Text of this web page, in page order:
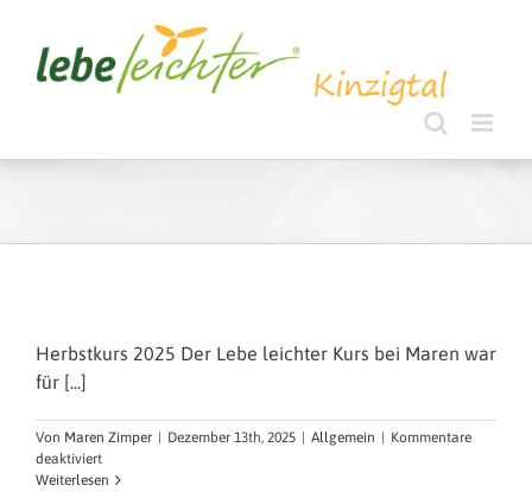
Inhalt
springen
Herbstkurs 2025 Der Lebe leichter Kurs bei Maren war
für [...]
Von Maren Zimper | Dezember 13th, 2025 | Allgemein | Kommentare
deaktiviertfür
Weiterlesen